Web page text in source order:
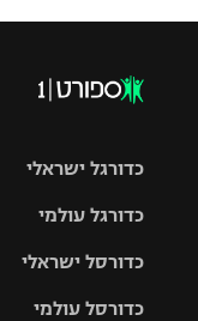
כדורגל ישראלי
כדורגל עולמי
האלופות
כדורסל ישראלי
כדורסל עולמי